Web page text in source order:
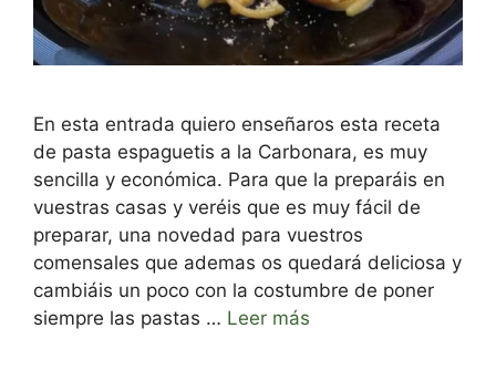
En esta entrada quiero enseñaros esta receta
de pasta espaguetis a la Carbonara, es muy
sencilla y económica. Para que la preparáis en
vuestras casas y veréis que es muy fácil de
preparar, una novedad para vuestros
comensales que ademas os quedará deliciosa y
cambiáis un poco con la costumbre de poner
siempre las pastas … Leer más